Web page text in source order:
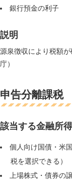
銀行預金の利子
説明
源泉徴収により税額
庁）
申告分離課税
該当する金融所得
個人向け国債・米
税を選択できる）
上場株式・債券の